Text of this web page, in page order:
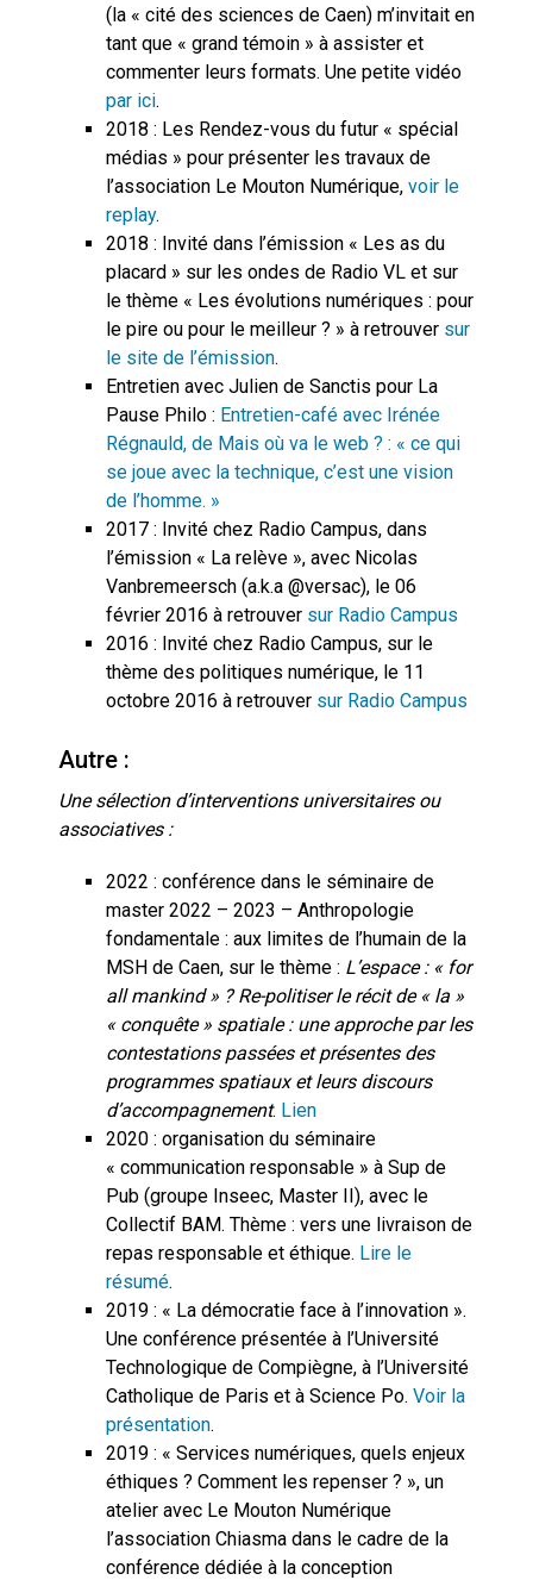
(la « cité des sciences de Caen) m’invitait en
tant que « grand témoin » à assister et
commenter leurs formats. Une petite vidéo
par ici.
2018 : Les Rendez-vous du futur « spécial
médias » pour présenter les travaux de
l’association Le Mouton Numérique, voir le
replay.
2018 : Invité dans l’émission « Les as du
placard » sur les ondes de Radio VL et sur
le thème « Les évolutions numériques : pour
le pire ou pour le meilleur ? » à retrouver sur
le site de l’émission.
Entretien avec Julien de Sanctis pour La
Pause Philo : Entretien-café avec Irénée
Régnauld, de Mais où va le web ? : « ce qui
se joue avec la technique, c’est une vision
de l’homme. »
2017 : Invité chez Radio Campus, dans
l’émission « La relève », avec Nicolas
Vanbremeersch (a.k.a @versac), le 06
février 2016 à retrouver sur Radio Campus
2016 : Invité chez Radio Campus, sur le
thème des politiques numérique, le 11
octobre 2016 à retrouver sur Radio Campus
Autre :
Une sélection d’interventions universitaires ou
associatives :
2022 : conférence dans le séminaire de
master 2022 – 2023 – Anthropologie
fondamentale : aux limites de l’humain de la
MSH de Caen, sur le thème : L’espace : « for
all mankind » ? Re-politiser le récit de « la »
« conquête » spatiale : une approche par les
contestations passées et présentes des
programmes spatiaux et leurs discours
d’accompagnement. Lien
2020 : organisation du séminaire
« communication responsable » à Sup de
Pub (groupe Inseec, Master II), avec le
Collectif BAM. Thème : vers une livraison de
repas responsable et éthique. Lire le
résumé.
2019 : « La démocratie face à l’innovation ».
Une conférence présentée à l’Université
Technologique de Compiègne, à l’Université
Catholique de Paris et à Science Po. Voir la
présentation.
2019 : « Services numériques, quels enjeux
éthiques ? Comment les repenser ? », un
atelier avec Le Mouton Numérique
l’association Chiasma dans le cadre de la
conférence dédiée à la conception